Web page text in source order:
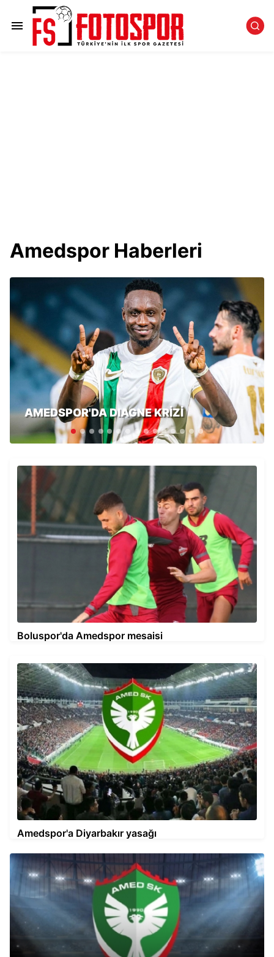
Amedspor Haberleri
AMEDSPOR'DA DIAGNE KRİZİ
Boluspor'da Amedspor mesaisi
Amedspor'a Diyarbakır yasağı